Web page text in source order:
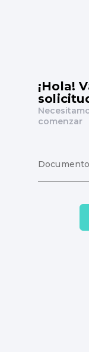
¡Hola!
comenzar